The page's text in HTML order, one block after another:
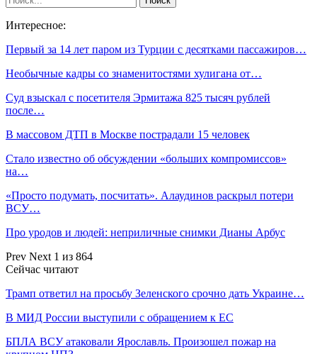
Интересное:
Первый за 14 лет паром из Турции с десятками пассажиров…
Необычные кадры со знаменитостями хулигана от…
Суд взыскал с посетителя Эрмитажа 825 тысяч рублей
после…
В массовом ДТП в Москве пострадали 15 человек
Стало известно об обсуждении «больших компромиссов»
на…
«Просто подумать, посчитать». Алаудинов раскрыл потери
ВСУ…
Про уродов и людей: неприличные снимки Дианы Арбус
Prev Next 1 из 864
Сейчас читают
Трамп ответил на просьбу Зеленского срочно дать Украине…
В МИД России выступили с обращением к ЕС
БПЛА ВСУ атаковали Ярославль. Произошел пожар на